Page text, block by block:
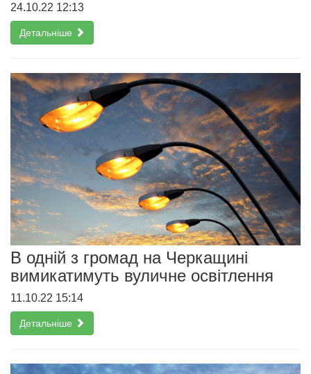
24.10.22 12:13
Детальніше
В одній з громад на Черкащині
вимикатимуть вуличне освітлення
11.10.22 15:14
Детальніше